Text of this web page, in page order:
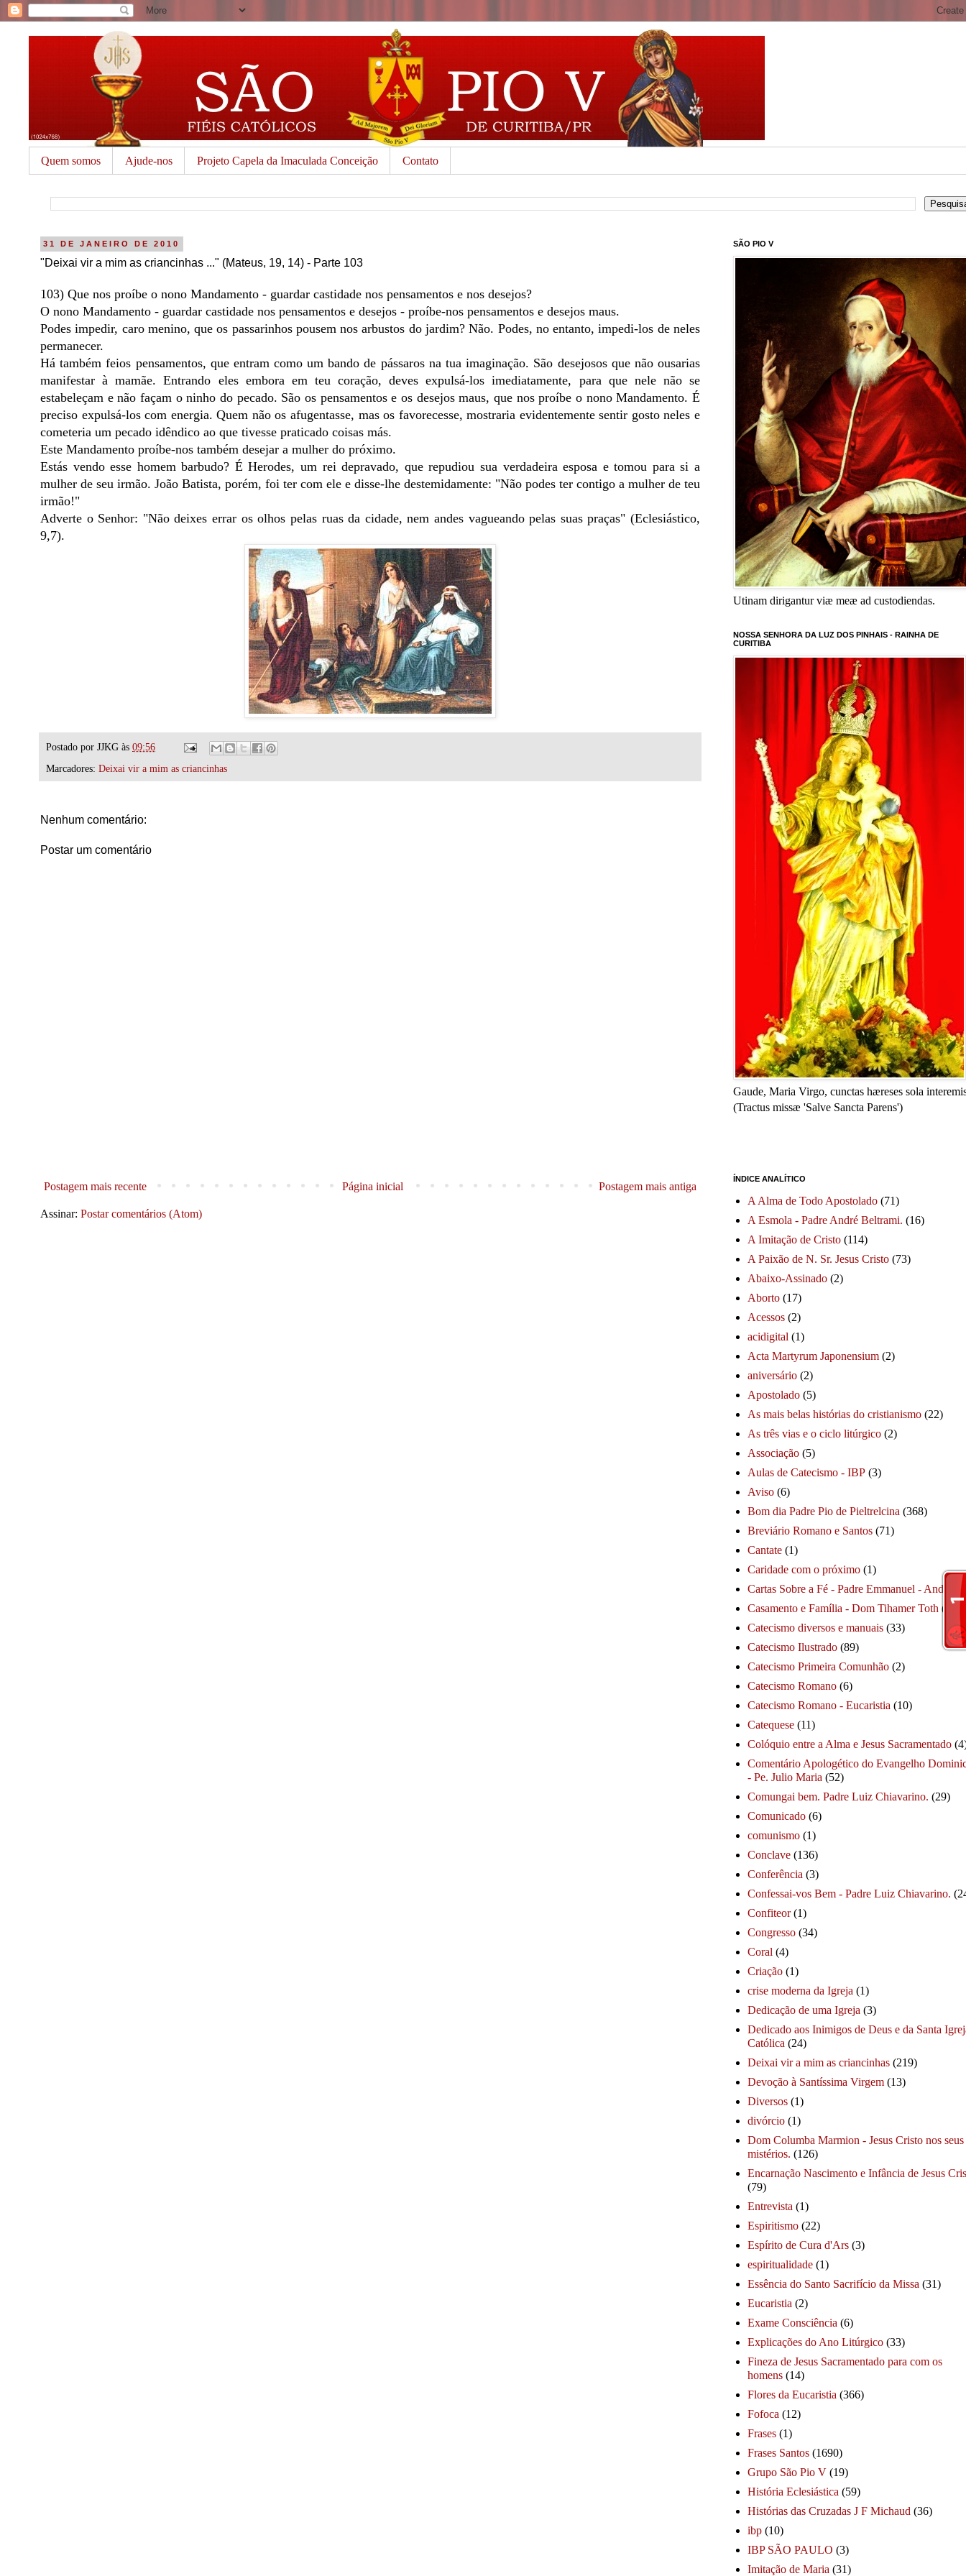
Quem somos Ajude-nos Projeto Capela da Imaculada Conceição Contato
31 DE JANEIRO DE 2010
"Deixai vir a mim as criancinhas ..." (Mateus, 19, 14) - Parte 103
103) Que nos proíbe o nono Mandamento - guardar castidade nos pensamentos e nos desejos?
O nono Mandamento - guardar castidade nos pensamentos e desejos - proíbe-nos pensamentos e desejos maus.
Podes impedir, caro menino, que os passarinhos pousem nos arbustos do jardim? Não. Podes, no entanto, impedi-los de neles
permanecer.
Há também feios pensamentos, que entram como um bando de pássaros na tua imaginação. São desejosos que não ousarias
manifestar à mamãe. Entrando eles embora em teu coração, deves expulsá-los imediatamente, para que nele não se
estabeleçam e não façam o ninho do pecado. São os pensamentos e os desejos maus, que nos proíbe o nono Mandamento. É
preciso expulsá-los com energia. Quem não os afugentasse, mas os favorecesse, mostraria evidentemente sentir gosto neles e
cometeria um pecado idêndico ao que tivesse praticado coisas más.
Este Mandamento proíbe-nos também desejar a mulher do próximo.
Estás vendo esse homem barbudo? É Herodes, um rei depravado, que repudiou sua verdadeira esposa e tomou para si a
mulher de seu irmão. João Batista, porém, foi ter com ele e disse-lhe destemidamente: "Não podes ter contigo a mulher de teu
irmão!"
Adverte o Senhor: "Não deixes errar os olhos pelas ruas da cidade, nem andes vagueando pelas suas praças" (Eclesiástico,
9,7).
Postado por JJKG às 09:56
Marcadores: Deixai vir a mim as criancinhas
Nenhum comentário:
Postar um comentário
Postagem mais recente Postagem mais antiga
Página inicial
Assinar: Postar comentários (Atom)
SÃO PIO V
Utinam dirigantur viæ meæ ad custodiendas.
NOSSA SENHORA DA LUZ DOS PINHAIS - RAINHA DE
CURITIBA
Gaude, Maria Virgo, cunctas hæreses sola
(Tractus missæ 'Salve Sancta Parens')
ÍNDICE ANALÍTICO
A Alma de Todo Apostolado (71)
A Esmola - Padre André Beltrami. (16)
A Imitação de Cristo (114)
A Paixão de N. Sr. Jesus Cristo (73)
Abaixo-Assinado (2)
Aborto (17)
Acessos (2)
acidigital (1)
Acta Martyrum Japonensium (2)
aniversário (2)
Apostolado (5)
As mais belas histórias do cristianismo (22)
As três vias e o ciclo litúrgico (2)
Associação (5)
Aulas de Catecismo - IBP (3)
Aviso (6)
Bom dia Padre Pio de Pieltrelcina (368)
Breviário Romano e Santos (71)
Cantate (1)
Caridade com o próximo (1)
Cartas Sobre a Fé - Padre Emmanuel - André
Casamento e Família - Dom Tihamer Toth (115)
Catecismo diversos e manuais (33)
Catecismo Ilustrado (89)
Catecismo Primeira Comunhão (2)
Catecismo Romano (6)
Catecismo Romano - Eucaristia (10)
Catequese (11)
Colóquio entre a Alma e Jesus Sacramentado
Comentário Apologético do Evangelho
- Pe. Julio Maria (52)
Comungai bem. Padre Luiz Chiavarino. (29)
Comunicado (6)
comunismo (1)
Conclave (136)
Conferência (3)
Confessai-vos Bem - Padre Luiz Chiavarino.
Confiteor (1)
Congresso (34)
Coral (4)
Criação (1)
crise moderna da Igreja (1)
Dedicação de uma Igreja (3)
Dedicado aos Inimigos de Deus e da Santa
Católica (24)
Deixai vir a mim as criancinhas (219)
Devoção à Santíssima Virgem (13)
Diversos (1)
divórcio (1)
Dom Columba Marmion - Jesus Cristo nos seus
mistérios. (126)
Encarnação Nascimento e Infância de Jesus
(79)
Entrevista (1)
Espiritismo (22)
Espírito de Cura d'Ars (3)
espiritualidade (1)
Essência do Santo Sacrifício da Missa (31)
Eucaristia (2)
Exame Consciência (6)
Explicações do Ano Litúrgico (33)
Fineza de Jesus Sacramentado para com os
homens (14)
Flores da Eucaristia (366)
Fofoca (12)
Frases (1)
Frases Santos (1690)
Grupo São Pio V (19)
História Eclesiástica (59)
Histórias das Cruzadas J F Michaud (36)
ibp (10)
IBP SÃO PAULO (3)
Imitação de Maria (31)